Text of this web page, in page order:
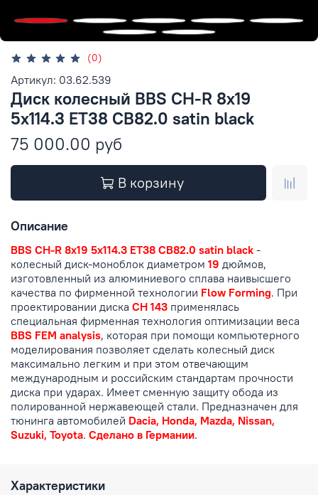
(0)
Артикул: 03.62.539
Диск колесный BBS CH-R 8x19
5x114.3 ET38 CB82.0 satin black
75 000.00 руб
В корзину
Описание
BBS CH-R 8x19 5x114.3 ET38 CB82.0 satin black -
колесный диск-моноблок диаметром 19 дюймов,
изготовленный из алюминиевого сплава наивысшего
качества по фирменной технологии Flow Forming. При
проектировании диска CH 143 применялась
специальная фирменная технология оптимизации веса
BBS FEM analysis, которая при помощи компьютерного
моделирования позволяет сделать колесный диск
максимально легким и при этом отвечающим
международным и российским стандартам прочности
диска при ударах. Имеет сменную защиту обода из
полированной нержавеющей стали. Предназначен для
тюнинга автомобилей Dacia, Honda, Mazda, Nissan,
Suzuki, Toyota. Сделано в Германии.
Характеристики